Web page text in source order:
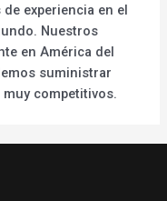
experiencia en el
Nuestros
en América del
suministrar
competitivos.